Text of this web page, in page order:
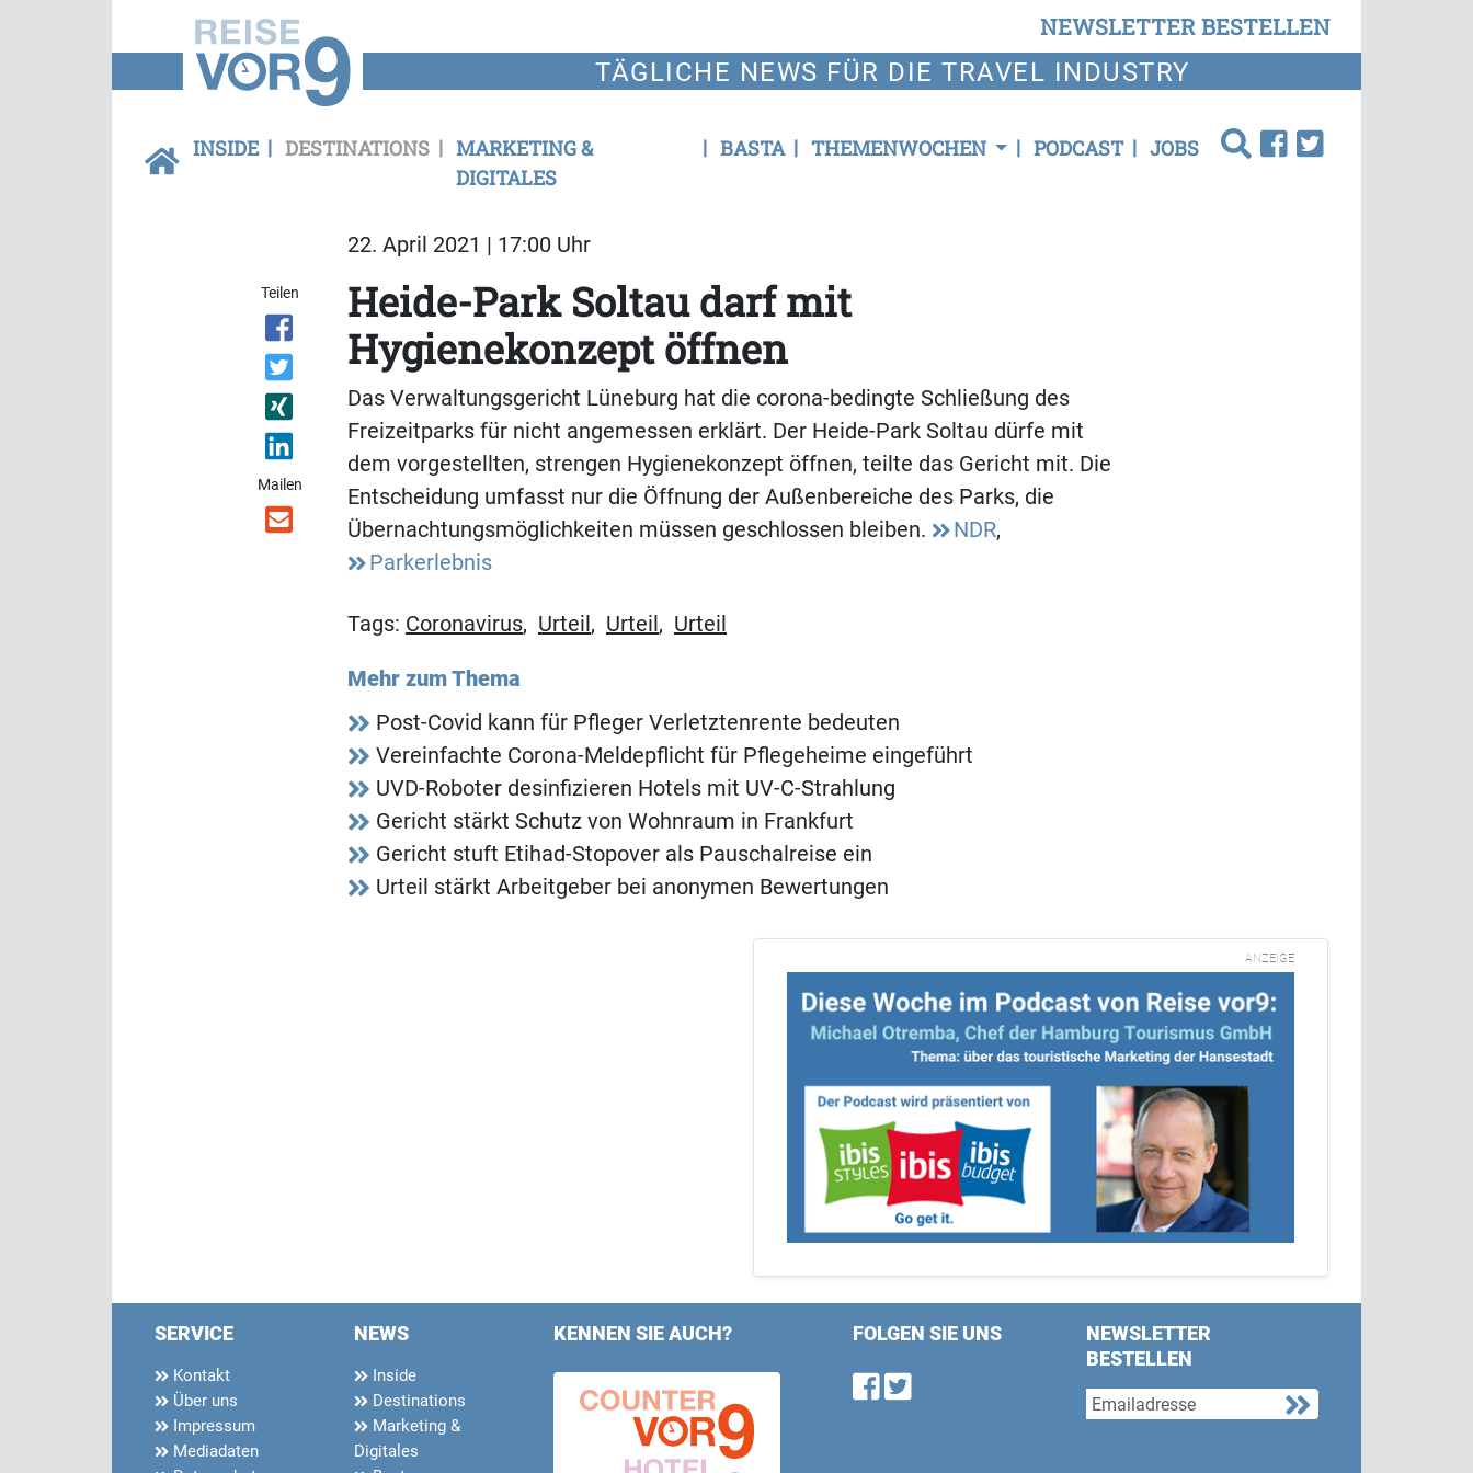
NEWSLETTER BESTELLEN
TÄGLICHE NEWS FÜR DIE TRAVEL INDUSTRY
INSIDE DESTINATIONS
MARKETING &
DIGITALES
BASTA THEMENWOCHEN PODCAST JOBS
22. April 2021 | 17:00 Uhr
Teilen
Mailen
Heide-Park Soltau darf mit
Hygienekonzept öffnen
Das Verwaltungsgericht Lüneburg hat die corona-bedingte Schließung des
Freizeitparks für nicht angemessen erklärt. Der Heide-Park Soltau dürfe mit
dem vorgestellten, strengen Hygienekonzept öffnen, teilte das Gericht mit. Die
Entscheidung umfasst nur die Öffnung der Außenbereiche des Parks, die
Übernachtungsmöglichkeiten müssen geschlossen bleiben.
NDR,
Parkerlebnis
Tags: Coronavirus, Urteil, Urteil, Urteil
Mehr zum Thema
Post-Covid kann für Pfleger Verletztenrente bedeuten
Vereinfachte Corona-Meldepflicht für Pflegeheime eingeführt
UVD-Roboter desinfizieren Hotels mit UV-C-Strahlung
Gericht stärkt Schutz von Wohnraum in Frankfurt
Gericht stuft Etihad-Stopover als Pauschalreise ein
Urteil stärkt Arbeitgeber bei anonymen Bewertungen
ANZEIGE
SERVICE
Kontakt
Über uns
Impressum
Mediadaten
NEWS
Inside
Destinations
Marketing &
Digitales
KENNEN SIE AUCH? FOLGEN SIE UNS
Find us on Facebook
Follow us on Twitter
NEWSLETTER
BESTELLEN